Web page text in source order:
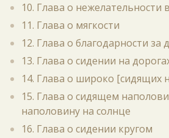
10. Глава о нежелательности
11. Глава о мягкости
12. Глава о благодарности за
13. Глава о сидении на
14. Глава о широко [сидящих
15. Глава о сидящем
наполовину на солнце
16. Глава о сидении кругом